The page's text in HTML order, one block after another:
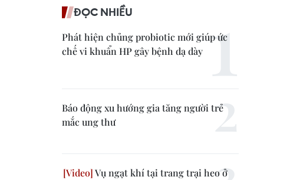
ĐỌC NHIỀU
Phát hiện chủng probiotic mới giúp ức
chế vi khuẩn HP gây bệnh dạ dày
Báo động xu hướng gia tăng người trẻ
mắc ung thư
Vụ ngạt khí tại trang trại heo ở